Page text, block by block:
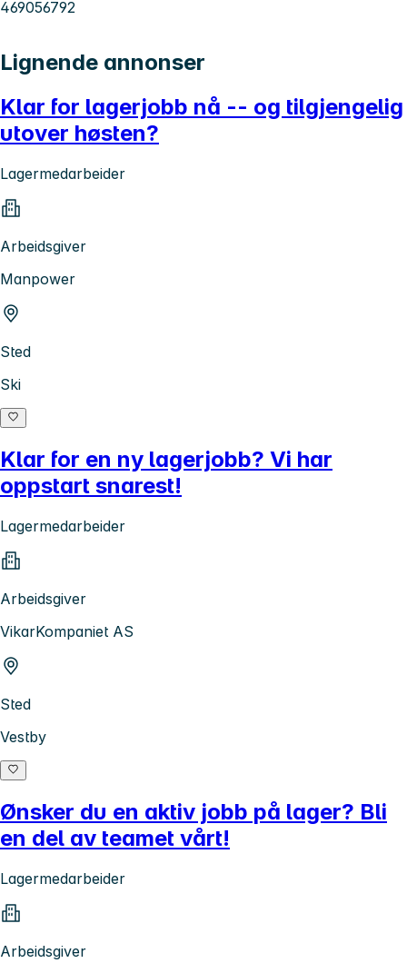
469056792
Lignende annonser
Klar for lagerjobb nå -- og tilgjengelig
utover høsten?
Lagermedarbeider
Arbeidsgiver
Manpower
Sted
Ski
Klar for en ny lagerjobb? Vi har
oppstart snarest!
Lagermedarbeider
Arbeidsgiver
VikarKompaniet AS
Sted
Vestby
Ønsker du en aktiv jobb på lager? Bli
en del av teamet vårt!
Lagermedarbeider
Arbeidsgiver